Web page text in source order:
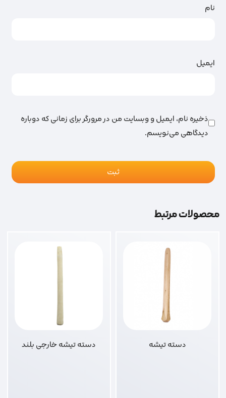
نام
ایمیل
ذخیره نام، ایمیل و وبسایت من در مرورگر برای زمانی که دوباره
دیدگاهی می‌نویسم.
محصولات مرتبط
دسته تیشه دسته تیشه خارجی بلند